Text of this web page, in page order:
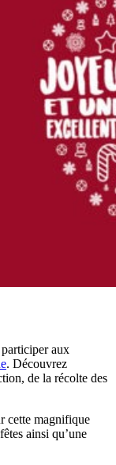
aux
. Découvrez
de la récolte des
cette magnifique
ainsi qu’une